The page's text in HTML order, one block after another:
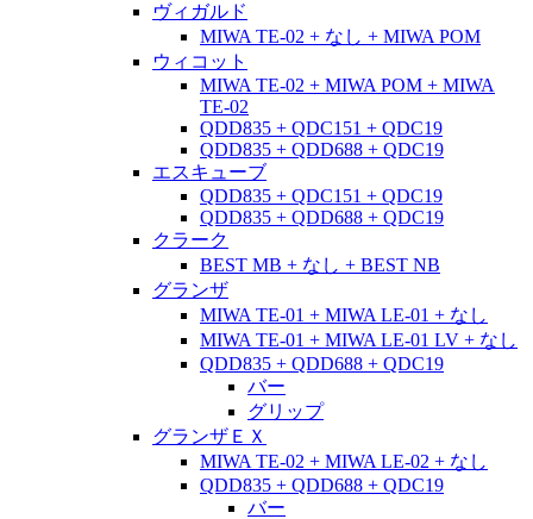
ヴィガルド
MIWA TE-02 + なし + MIWA POM
ウィコット
MIWA TE-02 + MIWA POM + MIWA
TE-02
QDD835 + QDC151 + QDC19
QDD835 + QDD688 + QDC19
エスキューブ
QDD835 + QDC151 + QDC19
QDD835 + QDD688 + QDC19
クラーク
BEST MB + なし + BEST NB
グランザ
MIWA TE-01 + MIWA LE-01 + なし
MIWA TE-01 + MIWA LE-01 LV + なし
QDD835 + QDD688 + QDC19
バー
グリップ
グランザＥＸ
MIWA TE-02 + MIWA LE-02 + なし
QDD835 + QDD688 + QDC19
バー